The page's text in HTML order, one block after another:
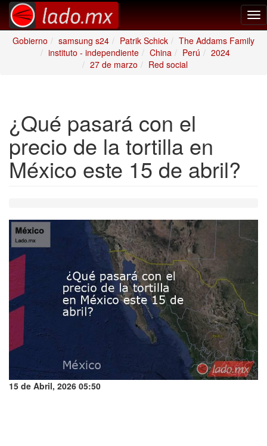
Gobierno
samsung s24 Patrik Schick
The Addams Family
instituto - independiente
China Perú
2024
27 de marzo
Red social
¿Qué pasará con el
precio de la tortilla en
México este 15 de abril?
15 de Abril, 2026 05:50